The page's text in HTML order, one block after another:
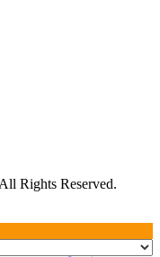
Rights Reserved.